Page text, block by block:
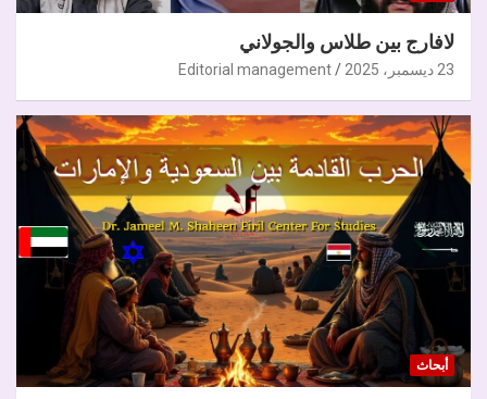
لافارج بين طلاس والجولاني
23 ديسمبر، 2025 Editorial management
أبحاث